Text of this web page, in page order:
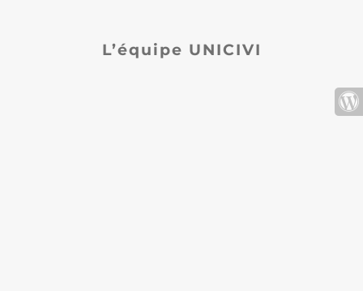
L’équipe UNICIVI